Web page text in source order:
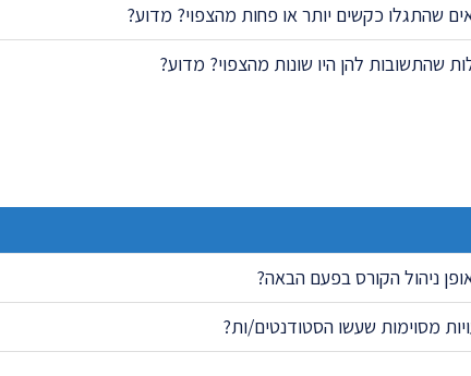
שהתגלו כקשים יותר או פחות מהצפוי? מדוע?
שהתשובות להן היו שונות מהצפוי? מדוע?
ניהול הקורס בפעם הבאה?
מסוימות שעשו הסטודנטים/ות?